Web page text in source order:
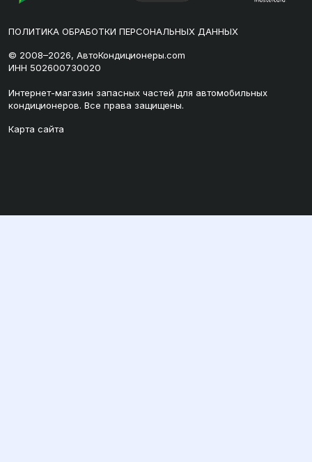
ПОЛИТИКА ОБРАБОТКИ ПЕРСОНАЛЬНЫХ ДАННЫХ
© 2008–2026, АвтоКондиционеры.com
ИНН 502600730020
Интернет-магазин запасных частей для автомобильных
кондиционеров. Все права защищены.
Карта сайта